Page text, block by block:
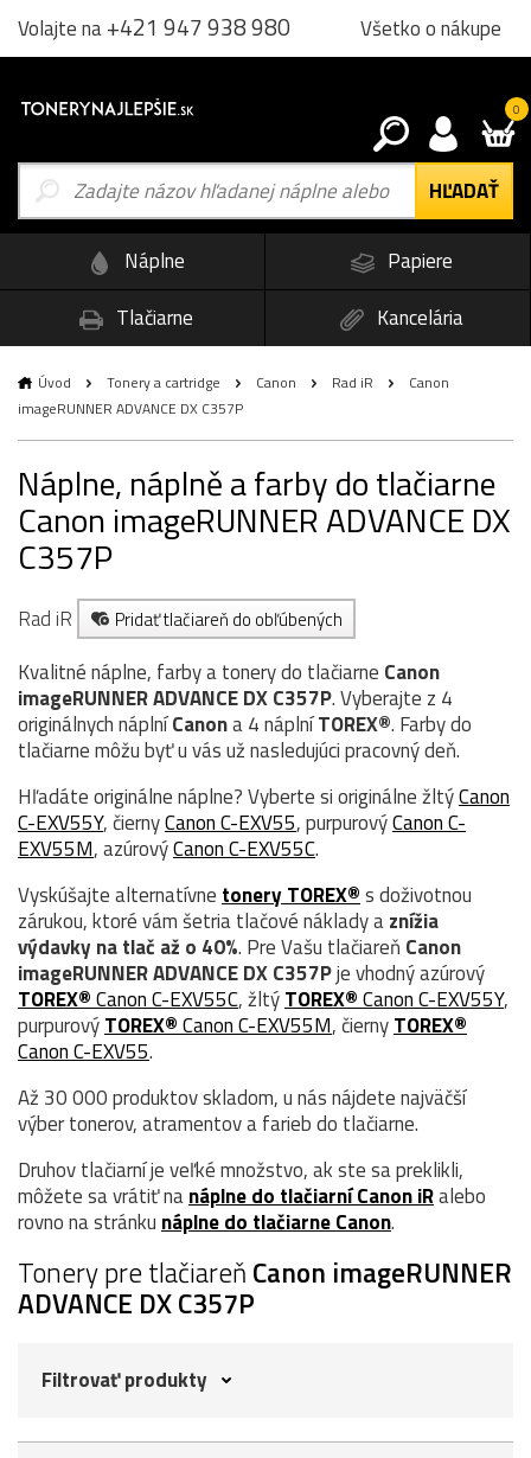
Volajte na+421 947 938 980 Všetko o nákupe
0
Náplne
Papiere
Tlačiarne
Kancelária
Úvod Tonery a cartridge Canon Rad iR
Canon
imageRUNNER ADVANCE DX C357P
Náplne, náplně a farby do tlačiarne
Canon imageRUNNER ADVANCE DX
C357P
Rad iR Pridať tlačiareň do obľúbených
Kvalitné náplne, farby a tonery do tlačiarne Canon
imageRUNNER ADVANCE DX C357P. Vyberajte z 4
originálnych náplníCanona 4 náplníTOREX®. Farby do
tlačiarne môžu byť u vás už nasledujúci pracovný deň.
Hľadáte originálne náplne? Vyberte si originálne žltýCanon
C-EXV55Y, čiernyCanon C-EXV55, purpurovýCanon C-
EXV55M, azúrovýCanon C-EXV55C.
Vyskúšajte alternatívne tonery TOREX®s doživotnou
zárukou, ktoré vám šetria tlačové náklady aznížia
výdavky na tlač až o 40%. Pre Vašu tlačiareň Canon
imageRUNNER ADVANCE DX C357Pje vhodný azúrový
TOREX®Canon C-EXV55C, žltýTOREX®Canon C-EXV55Y,
purpurovýTOREX®Canon C-EXV55M, čiernyTOREX®
Canon C-EXV55.
Až 30 000 produktov skladom, u nás nájdete najväčší
výber tonerov, atramentov a farieb do tlačiarne.
Druhov tlačiarní je veľké množstvo, ak ste sa preklikli,
môžete sa vrátiť nanáplne do tlačiarní Canon iRalebo
rovno na stránku náplne do tlačiarne Canon.
Tonery pre tlačiareň Canon imageRUNNER
ADVANCE DX C357P
Filtrovať produkty